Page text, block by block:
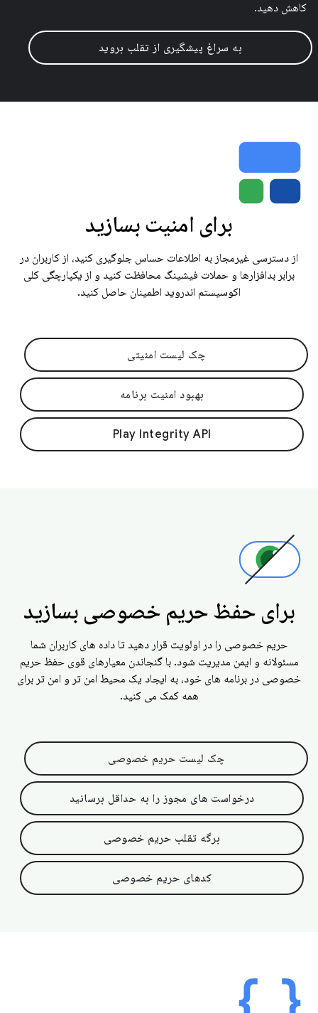
کاهش دهید.
به سراغ پیشگیری از تقلب بروید
برای امنیت بسازید
از دسترسی غیرمجاز به اطلاعات حساس جلوگیری کنید، از کاربران در
برابر بدافزارها و حملات فیشینگ محافظت کنید و از یکپارچگی کلی
اکوسیستم اندروید اطمینان حاصل کنید.
چک لیست امنیتی
بهبود امنیت برنامه
Play Integrity API
برای حفظ حریم خصوصی بسازید
حریم خصوصی را در اولویت قرار دهید تا داده های کاربران شما
مسئولانه و ایمن مدیریت شود. با گنجاندن معیارهای قوی حفظ حریم
خصوصی در برنامه های خود، به ایجاد یک محیط امن تر و امن تر برای
همه کمک می کنید.
چک لیست حریم خصوصی
درخواست های مجوز را به حداقل برسانید
برگه تقلب حریم خصوصی
کدهای حریم خصوصی